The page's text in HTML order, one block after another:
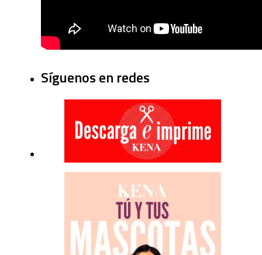
Síguenos en redes